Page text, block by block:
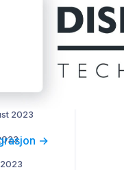
2023
2023
2023
→